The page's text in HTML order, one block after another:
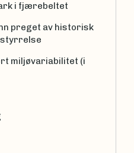
i fjærebeltet
preget av historisk
miljøvariabilitet (i